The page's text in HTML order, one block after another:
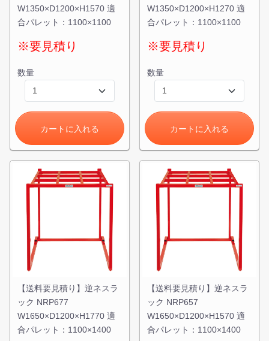
W1350×D1200×H1570 適
合パレット：1100×1100
※要見積り
数量
カートに入れる
W1350×D1200×H1270 適
合パレット：1100×1100
※要見積り
数量
カートに入れる
【送料要見積り】逆ネスラ
ック NRP677
W1650×D1200×H1770 適
合パレット：1100×1400
【送料要見積り】逆ネスラ
ック NRP657
W1650×D1200×H1570 適
合パレット：1100×1400